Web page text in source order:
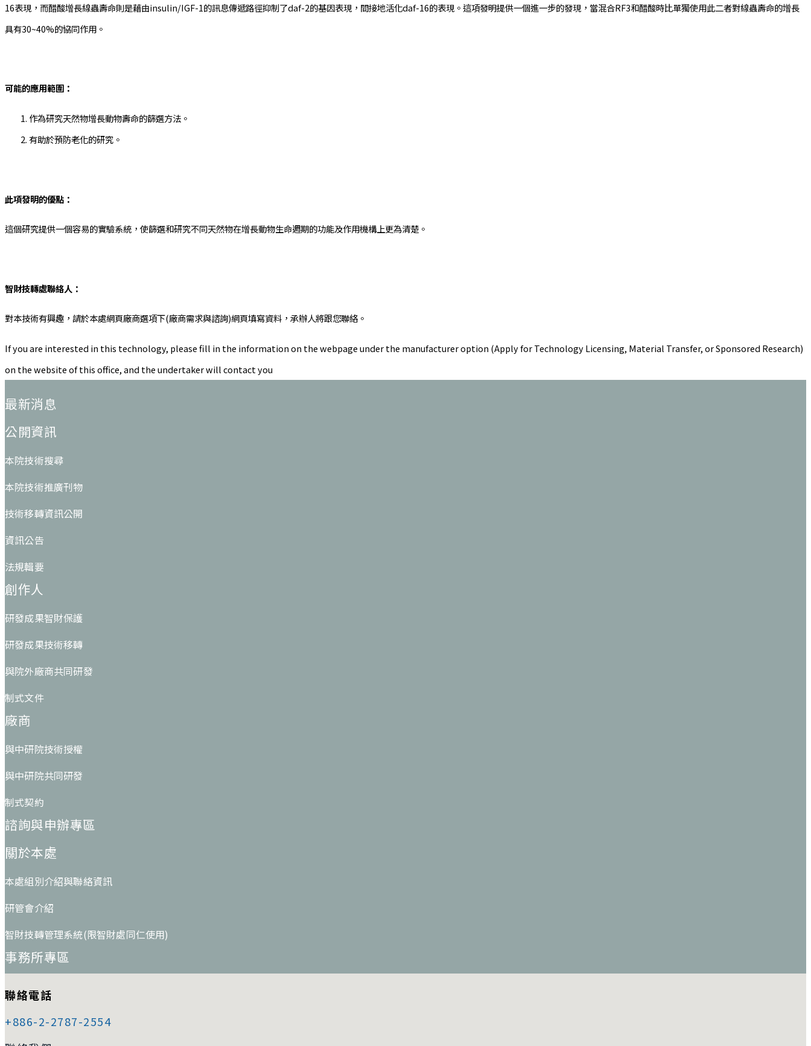
16表現，而醋酸增長線蟲壽命則是藉由insulin/IGF-1的訊息傳遞路徑抑制了daf-2的基因表現，間接地活化daf-16的表現。這項發明提供一個進一步的發現，當混合RF3和醋酸時比單獨使用此二者對線蟲壽命的增長
具有30~40%的協同作用。
可能的應用範圍：
作為研究天然物增長動物壽命的篩選方法。
有助於預防老化的研究。
此項發明的優點：
這個研究提供一個容易的實驗系統，使篩選和研究不同天然物在增長動物生命週期的功能及作用機構上更為清楚。
智財技轉處聯絡人：
對本技術有興趣，請於本處網頁廠商選項下(廠商需求與諮詢)網頁填寫資料，承辦人將跟您聯絡。
If you are interested in this technology, please fill in the information on the webpage under the manufacturer option (Apply for Technology Licensing, Material Transfer, or Sponsored Research)
on the website of this office, and the undertaker will contact you
最新消息
公開資訊
本院技術搜尋
本院技術推廣刊物
技術移轉資訊公開
資訊公告
法規輯要
創作人
研發成果智財保護
研發成果技術移轉
與院外廠商共同研發
制式文件
廠商
與中研院技術授權
與中研院共同研發
制式契約
諮詢與申辦專區
關於本處
本處組別介紹與聯絡資訊
研管會介紹
智財技轉管理系統(限智財處同仁使用)
事務所專區
聯絡電話
+886-2-2787-2554